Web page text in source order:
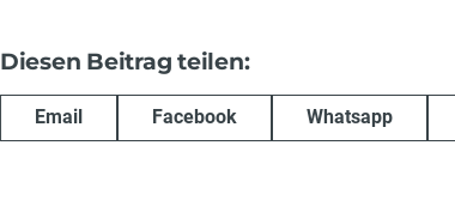
Diesen Beitrag teilen:
Email Facebook Whatsapp